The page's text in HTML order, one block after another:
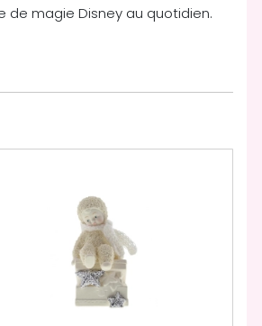
de magie Disney au quotidien.